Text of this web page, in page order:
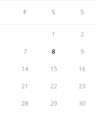
F S S
1 2
7 8 9
14 15 16
21 22 23
28 29 30